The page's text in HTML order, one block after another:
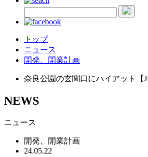
トップ
ニュース
開発、開業計画
奈良公園の玄関口にハイアット【
NEWS
ニュース
開発、開業計画
24.05.22